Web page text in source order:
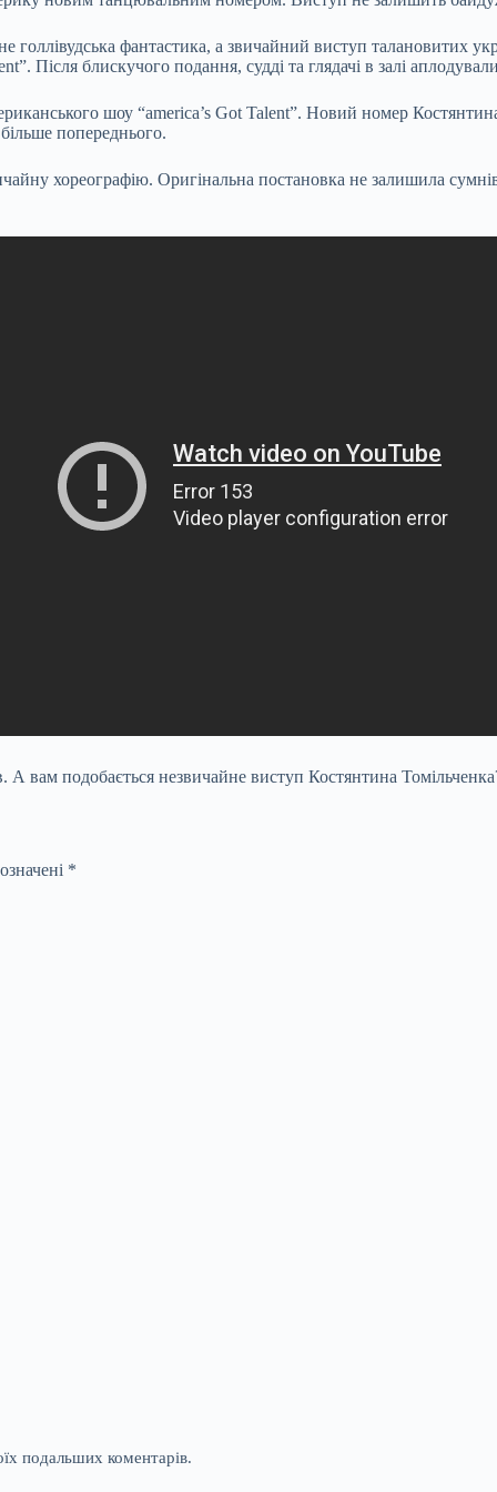
фантастика, а звичайний виступ талановитих
Після блискучого подання, судді та глядачі в залі
шоу “america’s Got Talent”. Новий номер
попереднього.
хореографію. Оригінальна постановка не залишила
А вам подобається незвичайне виступ Костянтина
*
подальших коментарів.